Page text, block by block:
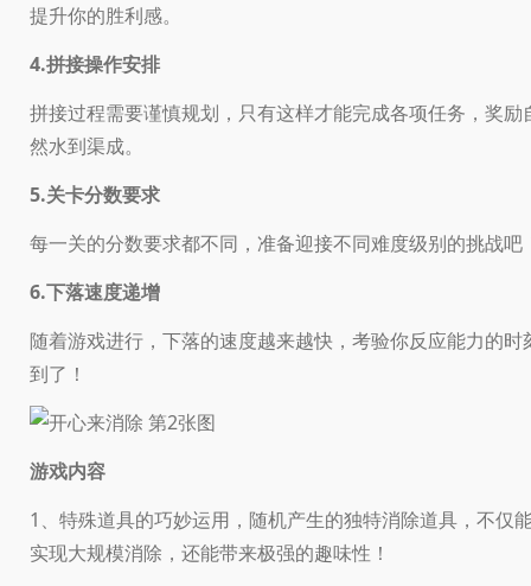
提升你的胜利感。
4.拼接操作安排
拼接过程需要谨慎规划，只有这样才能完成各项任务，奖励
然水到渠成。
5.关卡分数要求
每一关的分数要求都不同，准备迎接不同难度级别的挑战吧
6.下落速度递增
随着游戏进行，下落的速度越来越快，考验你反应能力的时
到了！
游戏内容
1、特殊道具的巧妙运用，随机产生的独特消除道具，不仅
实现大规模消除，还能带来极强的趣味性！